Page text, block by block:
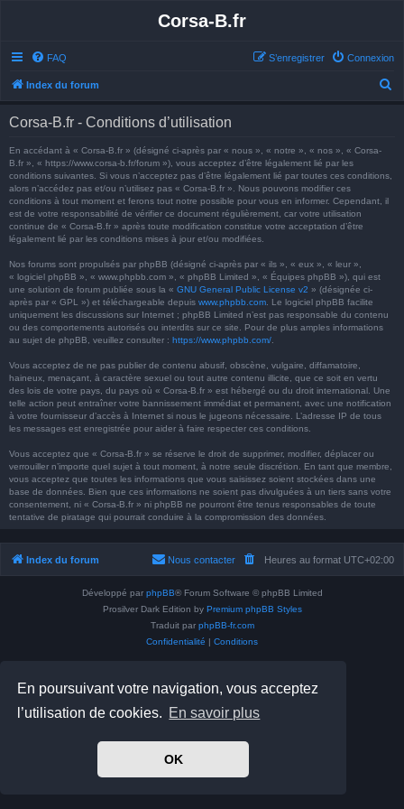
En poursuivant votre navigation, vous acceptez
l’utilisation de cookies. En savoir plus
OK
Corsa-B.fr
FAQ Connexion
S’enregistrer
Index du forum
Corsa-B.fr - Conditions d’utilisation
En accédant à « Corsa-B.fr » (désigné ci-après par « nous », « notre », « nos », « Corsa-
B.fr », « https://www.corsa-b.fr/forum »), vous acceptez d’être légalement lié par les
conditions suivantes. Si vous n’acceptez pas d’être légalement lié par toutes ces conditions,
alors n’accédez pas et/ou n’utilisez pas « Corsa-B.fr ». Nous pouvons modifier ces
conditions à tout moment et ferons tout notre possible pour vous en informer. Cependant, il
est de votre responsabilité de vérifier ce document régulièrement, car votre utilisation
continue de « Corsa-B.fr » après toute modification constitue votre acceptation d’être
légalement lié par les conditions mises à jour et/ou modifiées.
Nos forums sont propulsés par phpBB (désigné ci-après par « ils », « eux », « leur »,
« logiciel phpBB », « www.phpbb.com », « phpBB Limited », « Équipes phpBB »), qui est
une solution de forum publiée sous la « GNU General Public License v2 » (désignée ci-
après par « GPL ») et téléchargeable depuis www.phpbb.com . Le logiciel phpBB facilite
uniquement les discussions sur Internet ; phpBB Limited n’est pas responsable du contenu
ou des comportements autorisés ou interdits sur ce site. Pour de plus amples informations
au sujet de phpBB, veuillez consulter : https://www.phpbb.com/
Vous acceptez de ne pas publier de contenu abusif, obscène, vulgaire, diffamatoire,
haineux, menaçant, à caractère sexuel ou tout autre contenu illicite, que ce soit en vertu
des lois de votre pays, du pays où « Corsa-B.fr » est hébergé ou du droit international. Une
telle action peut entraîner votre bannissement immédiat et permanent, avec une notification
à votre fournisseur d’accès à Internet si nous le jugeons nécessaire. L’adresse IP de tous
les messages est enregistrée pour aider à faire respecter ces conditions.
Vous acceptez que « Corsa-B.fr » se réserve le droit de supprimer, modifier, déplacer ou
verrouiller n’importe quel sujet à tout moment, à notre seule discrétion. En tant que membre,
vous acceptez que toutes les informations que vous saisissez soient stockées dans une
base de données. Bien que ces informations ne soient pas divulguées à un tiers sans votre
consentement, ni « Corsa-B.fr » ni phpBB ne pourront être tenus responsables de toute
tentative de piratage qui pourrait conduire à la compromission des données.
Index du forum Heures au format UTC+02:00
Nous contacter
Développé par phpBB® Forum Software © phpBB Limited
Prosilver Dark Edition by Premium phpBB Styles
Traduit par phpBB-fr.com
Confidentialité | Conditions